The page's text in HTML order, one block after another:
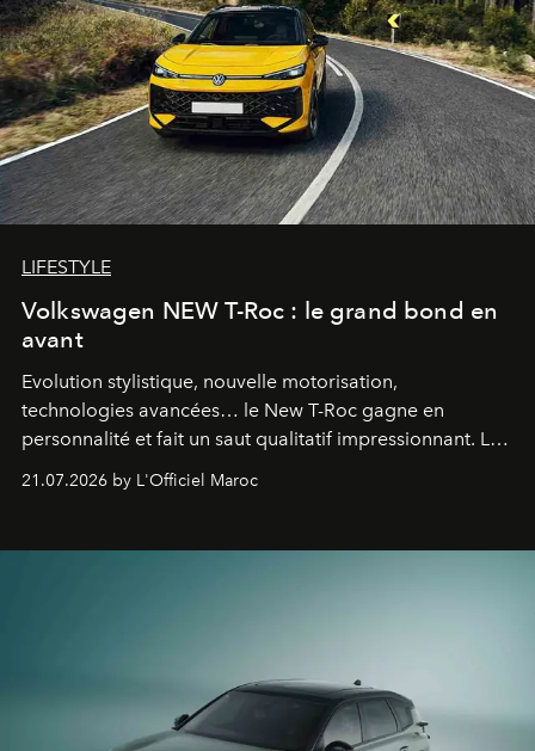
LIFESTYLE
Volkswagen NEW T-Roc : le grand bond en
avant
Evolution stylistique, nouvelle motorisation,
technologies avancées… le New T-Roc gagne en
personnalité et fait un saut qualitatif impressionnant. Le
fétiche pour le rendre plus premium. Et le pari semble
21.07.2026 by L'Officiel Maroc